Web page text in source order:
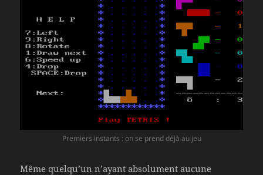
Premiers instants : on se prend déjà au jeu
Même quelqu’un n’ayant absolument aucune